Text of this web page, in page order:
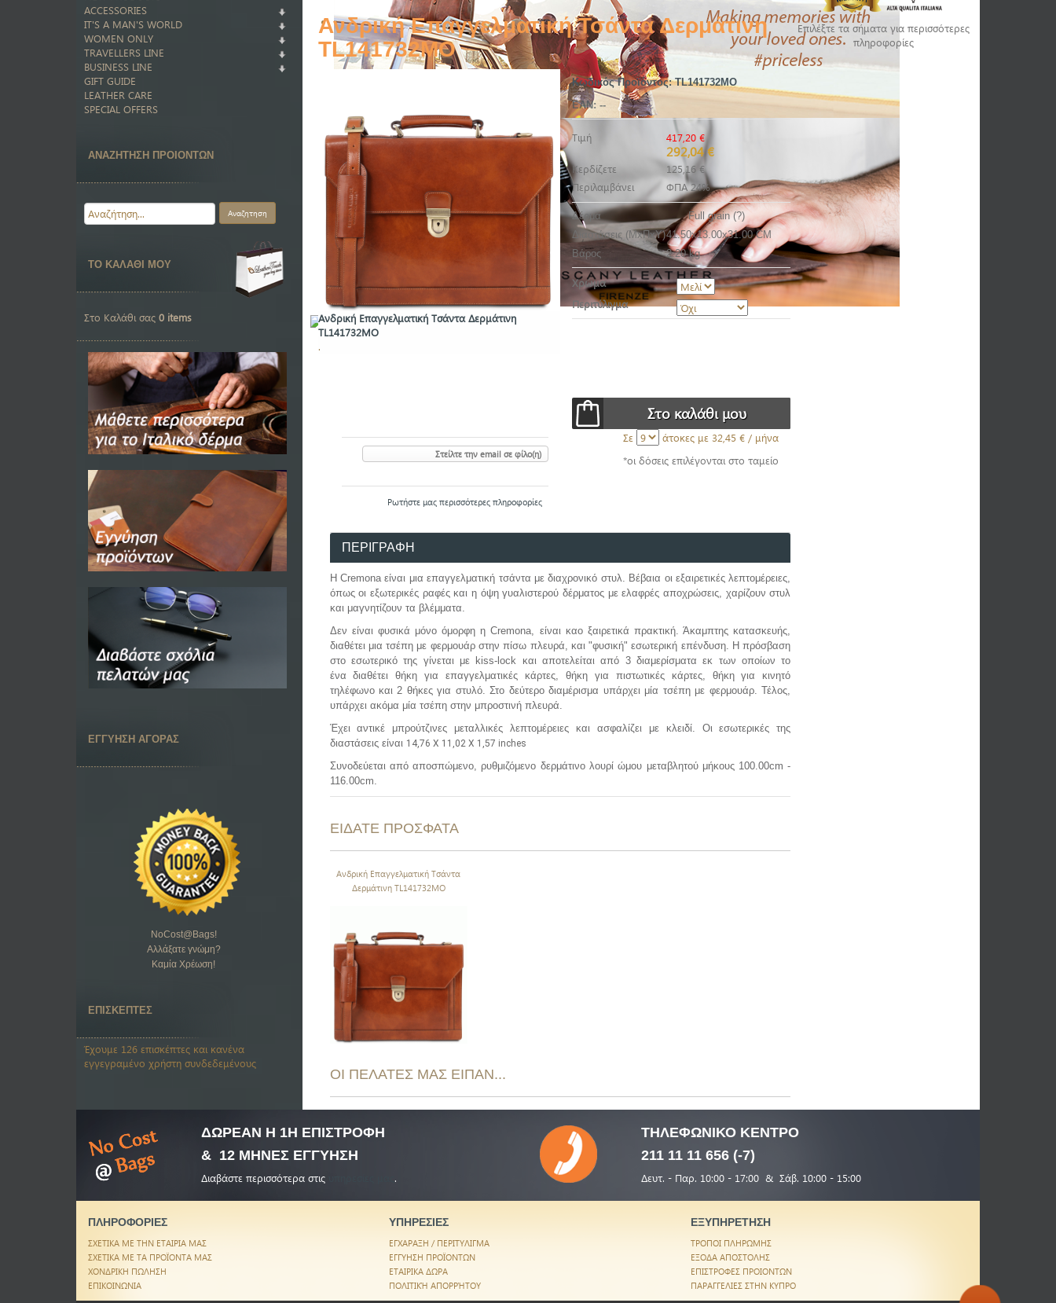
ACCESSORIES
IT'S A MAN'S WORLD
WOMEN ONLY
TRAVELLERS LINE
BUSINESS LINE
GIFT GUIDE
LEATHER CARE
SPECIAL OFFERS
ΑΝΑΖΗΤΗΣΗ ΠΡΟΙΟΝΤΩΝ
ΤΟ ΚΑΛΑΘΙ ΜΟΥ
Στο Καλάθι σας 0 items
ΕΓΓΥΗΣΗ ΑΓΟΡΑΣ
NoCost@Bags!
Αλλάξατε γνώμη?
Καμία Χρέωση!
ΕΠΙΣΚΕΠΤΕΣ
Έχουμε 126 επισκέπτες και κανένα
εγγεγραμένο χρήστη συνδεδεμένους
Ανδρική Επαγγελματική Τσάντα Δερμάτινη
TL141732MO
Ανδρική Επαγγελματική Τσάντα Δερμάτινη
TL141732MO
.
Κωδικός Προϊόντος:TL141732MO
EAN: --
Τιμή 417,20 €
292,04 €
Κερδίζετε
125,16 €
Περιλαμβάνει
ΦΠΑ 24%
Δέρμα
Full grain (?)
Διαστάσεις (ΜxΠxΥ)41.50x13.00x31.00 CM
Βάρος
2.20 kg
Χρώμα
Περιτύλιγμα
Στείλτε την email σε φίλο(η)
Ρωτήστε μας περισσότερες πληροφορίες
Σε άτοκες με 32,45 € / μήνα
*οι δόσεις επιλέγονται στο ταμείο
ΠΕΡΙΓΡΑΦΗ
H Cremonaείναι μιαεπαγγελματική τσάντα με διαχρονικό στυλ. Βέβαια οι εξαιρετικές λεπτομέρειες,
όπως οι εξωτερικές ραφές και η όψη γυαλιστερού δέρματος με ελαφρές αποχρώσεις, χαρίζουνστυλ
και μαγνητίζουν τα βλέμματα.
Δεν είναι φυσικά μόνοόμορφη ηCremona, είναι καο ξαιρετικά πρακτική. Άκαμπτης κατασκευής,
διαθέτει μια τσέπη με φερμουάρ στην πίσω πλευρά, και "φυσική" εσωτερική επένδυση. Η πρόσβαση
στο εσωτερικό της γίνεται με kiss-lock και αποτελείται από 3 διαμερίσματα εκ των οποίων το
έναδιαθέτειθήκη για επαγγελματικές κάρτες, θήκη για πιστωτικές κάρτες, θήκη για κινητό
τηλέφωνο και 2 θήκες για στυλό. Στο δεύτερο διαμέρισμα υπάρχει μία τσέπη με φερμουάρ.Τέλος,
υπάρχει ακόμα μία τσέπη στην μπροστινή πλευρά.
Έχει αντικέ μπρούτζινες μεταλλικές λεπτομέρειες και ασφαλίζει με κλειδί. Οι εσωτερικές της
διαστάσεις είναι 14,76 X 11,02 X 1,57 inches
Συνοδεύεται από αποσπώμενο, ρυθμιζόμενο δερμάτινο λουρί ώμου μεταβλητού μήκους 100.00cm -
116.00cm.
ΕΙΔΑΤΕ ΠΡΟΣΦΑΤΑ
Ανδρική Επαγγελματική Τσάντα
Δερμάτινη TL141732MO
ΟΙ ΠΕΛΑΤΕΣ ΜΑΣ ΕΙΠΑΝ...
Επιλέξτε τα σήματα για περισσότερες
πληροφορίες
ΔΩΡΕΑΝ Η 1Η ΕΠΙΣΤΡΟΦΗ
& 12 ΜΗΝΕΣ ΕΓΓΥΗΣΗ
Διαβάστε περισσότερα στις .
ΤΗΛΕΦΩΝΙΚΟΚΕΝΤΡΟ
211 11 11 656 (-7)
Δευτ. - Παρ. 10:00 - 17:00 & Σάβ. 10:00 - 15:00
ΠΛΗΡΟΦΟΡΙΕΣ
ΣΧΕΤΙΚΑ ΜΕ ΤΗΝ ΕΤΑΙΡΙΑ ΜΑΣ
ΣΧΕΤΙΚΑ ΜΕ ΤΑ ΠΡΟΪΟΝΤΑ ΜΑΣ
ΧΟΝΔΡΙΚΗ ΠΩΛΗΣΗ
ΕΠΙΚΟΙΝΩΝΙΑ
ΥΠΗΡΕΣΙΕΣ
ΕΓΧΑΡΑΞΗ / ΠΕΡΙΤΥΛΙΓΜΑ
ΕΓΓΥΗΣΗ ΠΡΟΪΟΝΤΩΝ
ΕΤΑΙΡΙΚΑ ΔΩΡΑ
ΠΟΛΙΤΙΚΉ ΑΠΟΡΡΉΤΟΥ
ΕΞΥΠΗΡΕΤΗΣΗ
ΤΡΟΠΟΙ ΠΛΗΡΩΜΗΣ
ΕΞΟΔΑ ΑΠΟΣΤΟΛΗΣ
ΕΠΙΣΤΡΟΦΕΣ ΠΡΟΙΟΝΤΩΝ
ΠΑΡΑΓΓΕΛΙΕΣ ΣΤΗΝ ΚΥΠΡΟ